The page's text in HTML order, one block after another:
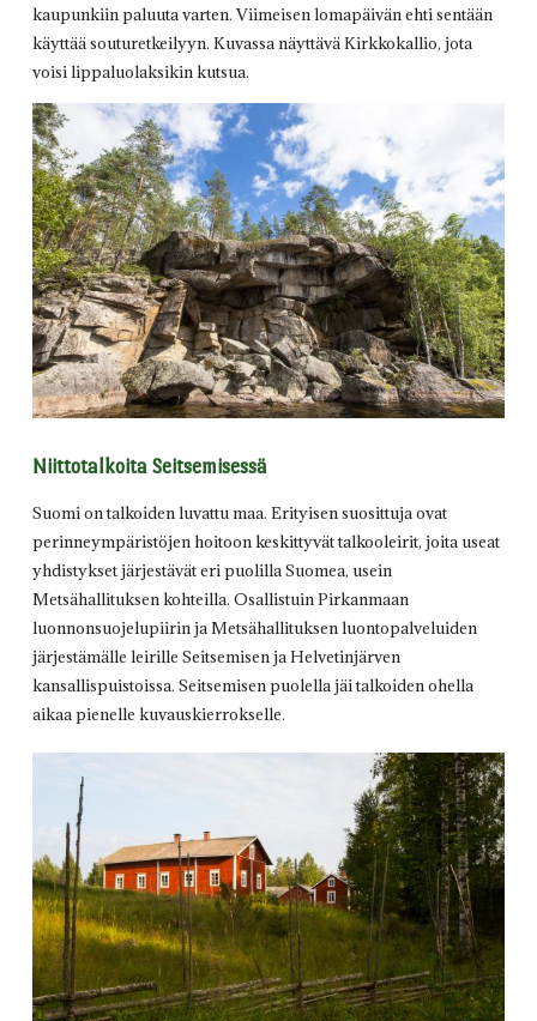
kaupunkiin paluuta varten. Viimeisen lomapäivän ehti sentään
käyttää souturetkeilyyn. Kuvassa näyttävä Kirkkokallio, jota
voisi lippaluolaksikin kutsua.
Niittotalkoita Seitsemisessä
Suomi on talkoiden luvattu maa. Erityisen suosittuja ovat
perinneympäristöjen hoitoon keskittyvät talkooleirit, joita useat
yhdistykset järjestävät eri puolilla Suomea, usein
Metsähallituksen kohteilla. Osallistuin Pirkanmaan
luonnonsuojelupiirin ja Metsähallituksen luontopalveluiden
järjestämälle leirille Seitsemisen ja Helvetinjärven
kansallispuistoissa. Seitsemisen puolella jäi talkoiden ohella
aikaa pienelle kuvauskierrokselle.